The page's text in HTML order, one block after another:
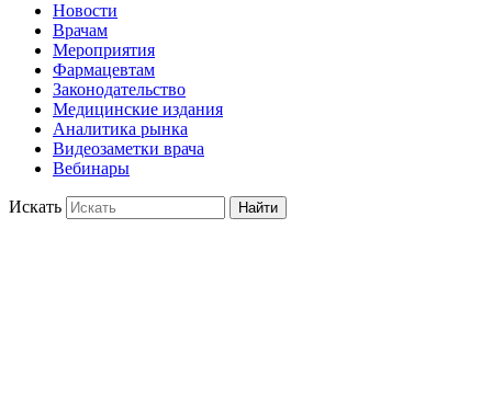
Новости
Врачам
Мероприятия
Фармацевтам
Законодательство
Медицинские издания
Аналитика рынка
Видеозаметки врача
Вебинары
Искать Найти